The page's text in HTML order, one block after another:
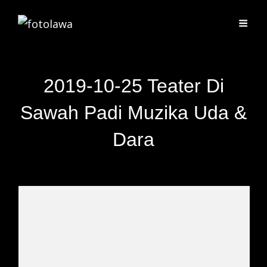
2019-10-25 Teater Di
Sawah Padi Muzika Uda &
Dara